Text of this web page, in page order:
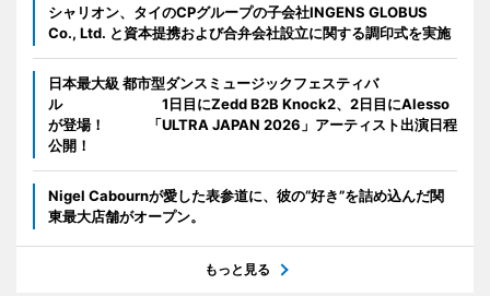
シャリオン、タイのCPグループの子会社INGENS GLOBUS
Co., Ltd. と資本提携および合弁会社設立に関する調印式を実施
日本最大級 都市型ダンスミュージックフェスティバ
ル 1日目にZedd B2B Knock2、2日目にAlesso
が登場！ 「ULTRA JAPAN 2026」アーティスト出演日程
公開！
Nigel Cabournが愛した表参道に、彼の“好き”を詰め込んだ関
東最大店舗がオープン。
もっと見る